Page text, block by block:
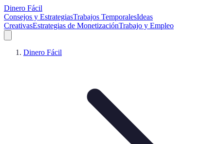
Dinero Fácil
Consejos y EstrategiasTrabajos TemporalesIdeas
CreativasEstrategias de MonetizaciónTrabajo y Empleo
Dinero Fácil